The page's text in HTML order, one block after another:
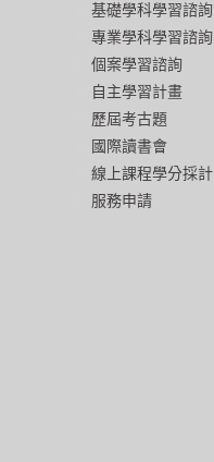
基礎學科學習諮詢
專業學科學習諮詢
個案學習諮詢
自主學習計畫
歷屆考古題
國際讀書會
線上課程學分採計
服務申請